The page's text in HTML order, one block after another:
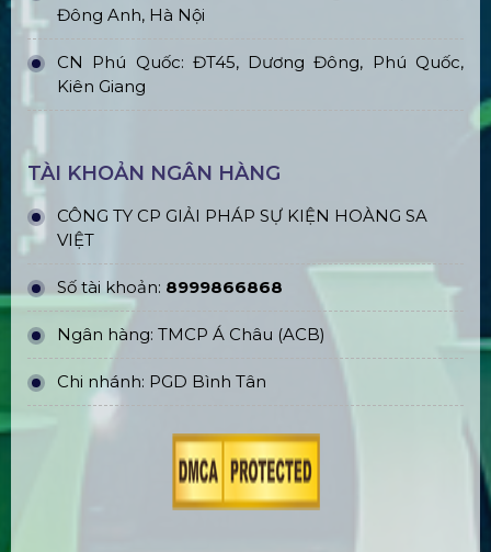
Đông Anh, Hà Nội
CN Phú Quốc: ĐT45, Dương Đông, Phú Quốc,
Kiên Giang
TÀI KHOẢN NGÂN HÀNG
CÔNG TY CP GIẢI PHÁP SỰ KIỆN HOÀNG SA
VIỆT
Số tài khoản: 8999866868
Ngân hàng: TMCP Á Châu (ACB)
Chi nhánh: PGD Bình Tân